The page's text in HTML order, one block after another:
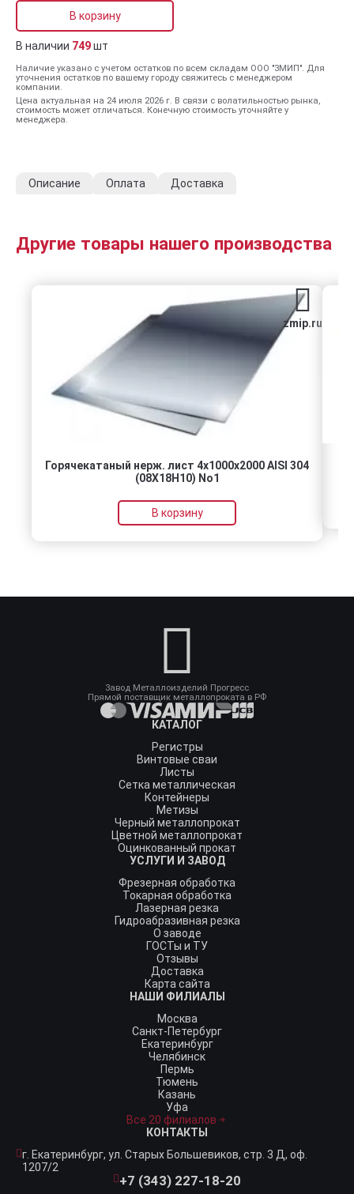
В корзину
В наличии 749шт
Наличие указано с учетом остатков по всем складам ООО "ЗМИП". Для
уточнения остатков по вашему городу свяжитесь с менеджером
компании.
Цена актуальная на 24 июля 2026 г. В связи с волатильностью рынка,
стоимость может отличаться. Конечную стоимость уточняйте у
менеджера.
Описание Оплата Доставка
Другие товары нашего производства
zmip.ru
Горячекатаный нерж. лист 4х1000х2000 AISI 304
(08Х18Н10) No1
В корзину
Завод Металлоизделий Прогресс
Прямой поставщик металлопроката в РФ
КАТАЛОГ
Регистры
Винтовые сваи
Листы
Сетка металлическая
Контейнеры
Метизы
Черный металлопрокат
Цветной металлопрокат
Оцинкованный прокат
УСЛУГИ И ЗАВОД
Фрезерная обработка
Токарная обработка
Лазерная резка
Гидроабразивная резка
О заводе
ГОСТы и ТУ
Отзывы
Доставка
Карта сайта
НАШИ ФИЛИАЛЫ
Москва
Санкт-Петербург
Екатеринбург
Челябинск
Пермь
Тюмень
Казань
Уфа
Все 20 филиалов
КОНТАКТЫ
г. Екатеринбург, ул. Старых Большевиков, стр. 3 Д, оф.
1207/2
+7 (343) 227-18-20